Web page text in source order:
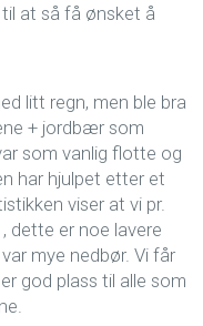
at så få ønsket å
litt regn, men ble bra
+ jordbær som
som vanlig flotte og
har hjulpet etter et
viser at vi pr.
dette er noe lavere
mye nedbør. Vi får
god plass til alle som